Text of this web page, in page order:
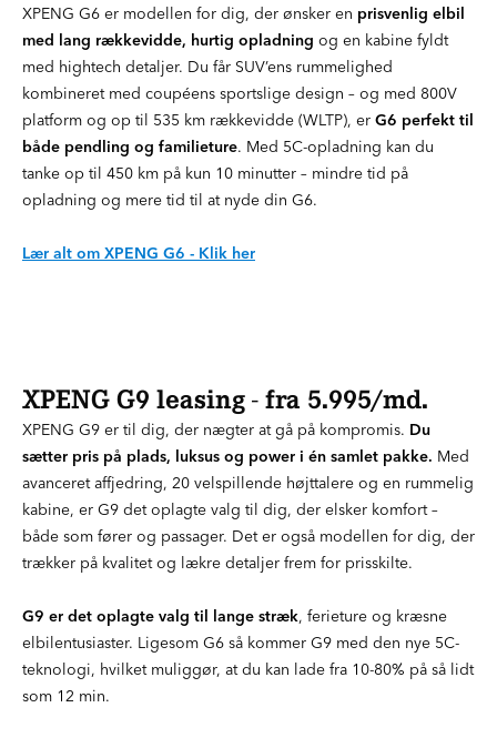
XPENG G6 er modellen for dig, der ønsker en prisvenlig elbil
med lang rækkevidde, hurtig opladning og en kabine fyldt
med hightech detaljer. Du får SUV’ens rummelighed
kombineret med coupéens sportslige design – og med 800V
platform og op til 535 km rækkevidde (WLTP), er G6 perfekt til
både pendling og familieture. Med 5C-opladning kan du
tanke op til 450 km på kun 10 minutter – mindre tid på
opladning og mere tid til at nyde din G6.
Lær alt om XPENG G6 - Klik her
XPENG G9 leasing - fra 5.995/md.
XPENG G9 er til dig, der nægter at gå på kompromis. Du
sætter pris på plads, luksus og power i én samlet pakke. Med
avanceret affjedring, 20 velspillende højttalere og en rummelig
kabine, er G9 det oplagte valg til dig, der elsker komfort –
både som fører og passager. Det er også modellen for dig, der
trækker på kvalitet og lækre detaljer frem for prisskilte.
G9 er det oplagte valg til lange stræk, ferieture og kræsne
elbilentusiaster. Ligesom G6 så kommer G9 med den nye 5C-
teknologi, hvilket muliggør, at du kan lade fra 10-80% på så lidt
som 12 min.